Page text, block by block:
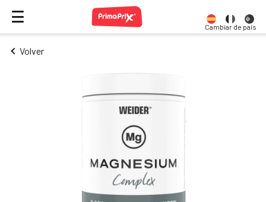
Cambiar de país
Volver